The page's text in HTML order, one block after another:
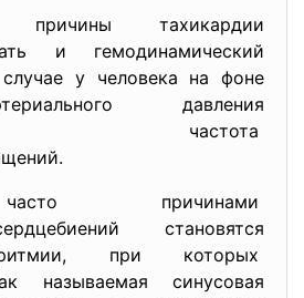
тахикардии
и гемодинамический
у человека на фоне
давления
частота
причинами
становятся
при которых
называемая синусовая